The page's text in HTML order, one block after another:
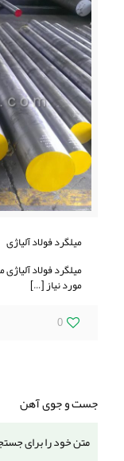
میلگرد فولاد آلیاژی
میلگرد فولاد
مورد نیاز[…]
0
جست و جوی آهن